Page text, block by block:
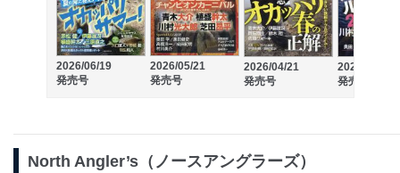
2026/06/19
発売号
2026/05/21
発売号
2026/04/21
発売号
2026/03/21
発売号
North Angler’s（ノースアングラーズ）